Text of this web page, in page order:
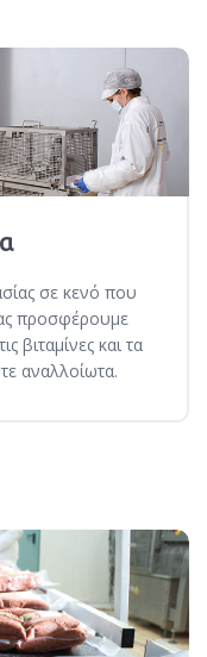
σε κενό που
προσφέρουμε
βιταμίνες και τα
αναλλοίωτα.